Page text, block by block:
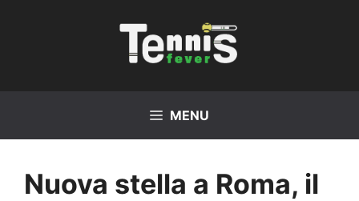
MENU
Nuova stella a Roma, il